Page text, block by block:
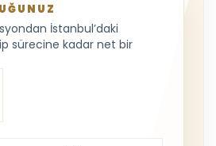
İstanbul’daki
sürecine kadar net bir